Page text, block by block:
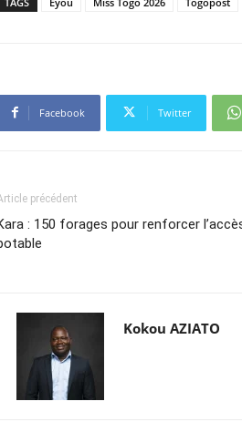
Facebook Twitter
précédent
: 150 forages pour renforcer
Kokou AZIATO